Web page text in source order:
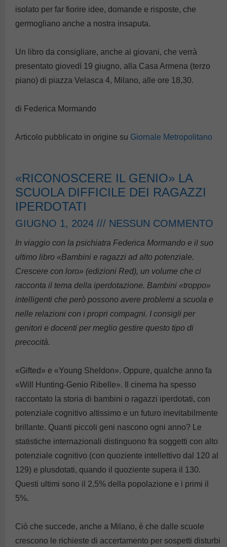
isolato per far fiorire idee, domande e risposte, che
germogliano anche a nostra insaputa.
Un libro da consigliare, anche ai giovani, che verrà
presentato giovedì 19 giugno, alla Casa Armena (terzo
piano) di piazza Velasca 4, Milano, alle ore 18,30.
di Federica Mormando
Articolo pubblicato in origine su Giornale Metropolitano
«RICONOSCERE IL GENIO» LA
SCUOLA DIFFICILE DEI RAGAZZI
IPERDOTATI
GIUGNO 1, 2024 NESSUN COMMENTO
In viaggio con la psichiatra Federica Mormando e il suo
ultimo libro «Bambini e ragazzi ad alto potenziale.
Crescere con loro» (edizioni Red), un volume che ci
racconta il tema della iperdotazione. Bambini «troppo»
intelligenti che però possono avere problemi a scuola e
nelle relazioni con i propri compagni. I consigli per
genitori e docenti per meglio gestire questo tipo di
precocità.
«Gifted» e «Young Sheldon». Oppure, qualche anno fa
«Will Hunting-Genio Ribelle». Il cinema ha spesso
raccontato la storia di bambini o ragazzi iperdotati, con
potenziale cognitivo altissimo e un futuro inevitabilmente
brillante. Quanti piccoli geni nascono ogni anno? Le
statistiche internazionali distinguono fra soggetti con alto
potenziale cognitivo (con quoziente intellettivo dal 120 al
129) e plusdotati, quando il quoziente supera il 130.
Questi ultimi sono il 2,5% della popolazione e i primi il
5%.
Ciò che succede, anche a Milano, è che dalle scuole
crescono le richieste di accertamento per sospetti disturbi